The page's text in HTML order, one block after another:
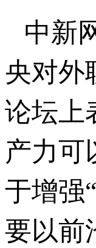
中新
央对外
论坛上
产力可
于增强
要以前